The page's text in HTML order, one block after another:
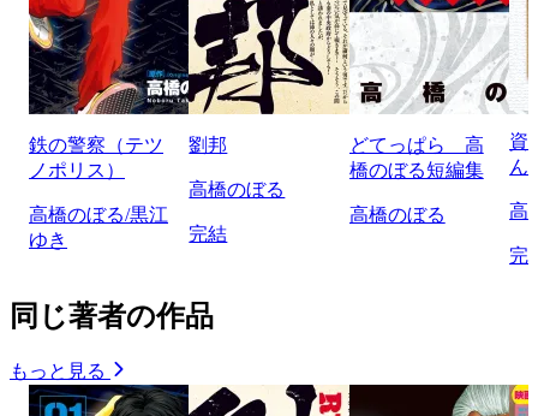
鉄の警察（テツ
ノポリス）
高橋のぼる/黒江
ゆき
劉邦
高橋のぼる
完結
どてっぱら 高
橋のぼる短編集
高橋のぼる
資
ん
高
完
同じ著者の作品
もっと見る